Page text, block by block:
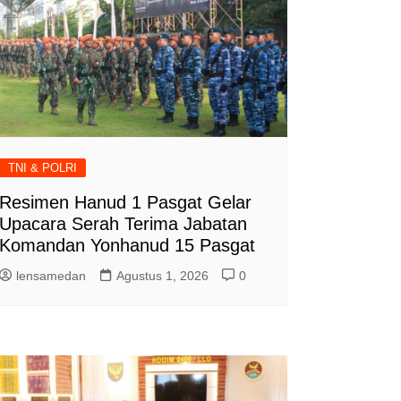
TNI & POLRI
Hanud 1 Pasgat Gelar
Serah Terima Jabatan
Yonhanud 15 Pasgat
lensamedan Agustus 1, 2026 0